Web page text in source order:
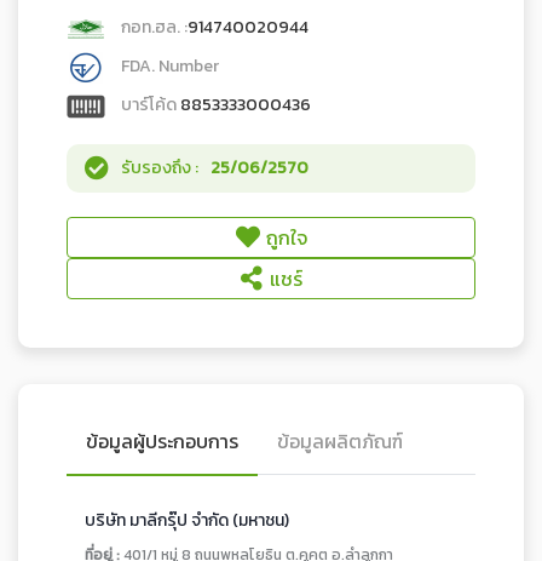
กอท.ฮล. :914740020944
FDA. Number
บาร์โค้ด8853333000436
รับรองถึง : 25/06/2570
ถูกใจ
แชร์
ข้อมูลผู้ประกอบการ ข้อมูลผลิตภัณฑ์
บริษัท มาลีกรุ๊ป จำกัด (มหาชน)
ที่อยู่ :401/1 หมู่ 8 ถนนพหลโยธิน ต.คูคต อ.ลำลูกกา